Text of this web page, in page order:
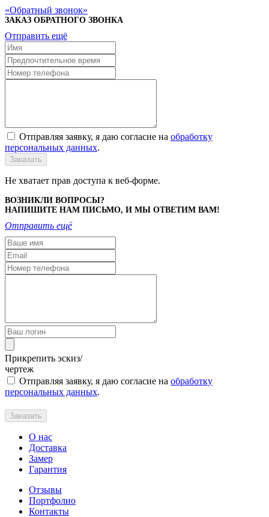
Обратный звонок
ЗАКАЗ ОБРАТНОГО ЗВОНКА
Отправить ещё
Отправляя заявку, я даю согласие на обработку
персональных данных.
Заказать
Не хватает прав доступа к веб-форме.
ВОЗНИКЛИ ВОПРОСЫ?
НАПИШИТЕ НАМ ПИСЬМО, И МЫ ОТВЕТИМ ВАМ!
Отправить ещё
Прикрепить эскиз/
чертеж
Отправляя заявку, я даю согласие на обработку
персональных данных.
Заказать
О нас
Доставка
Замер
Гарантия
Отзывы
Портфолио
Контакты